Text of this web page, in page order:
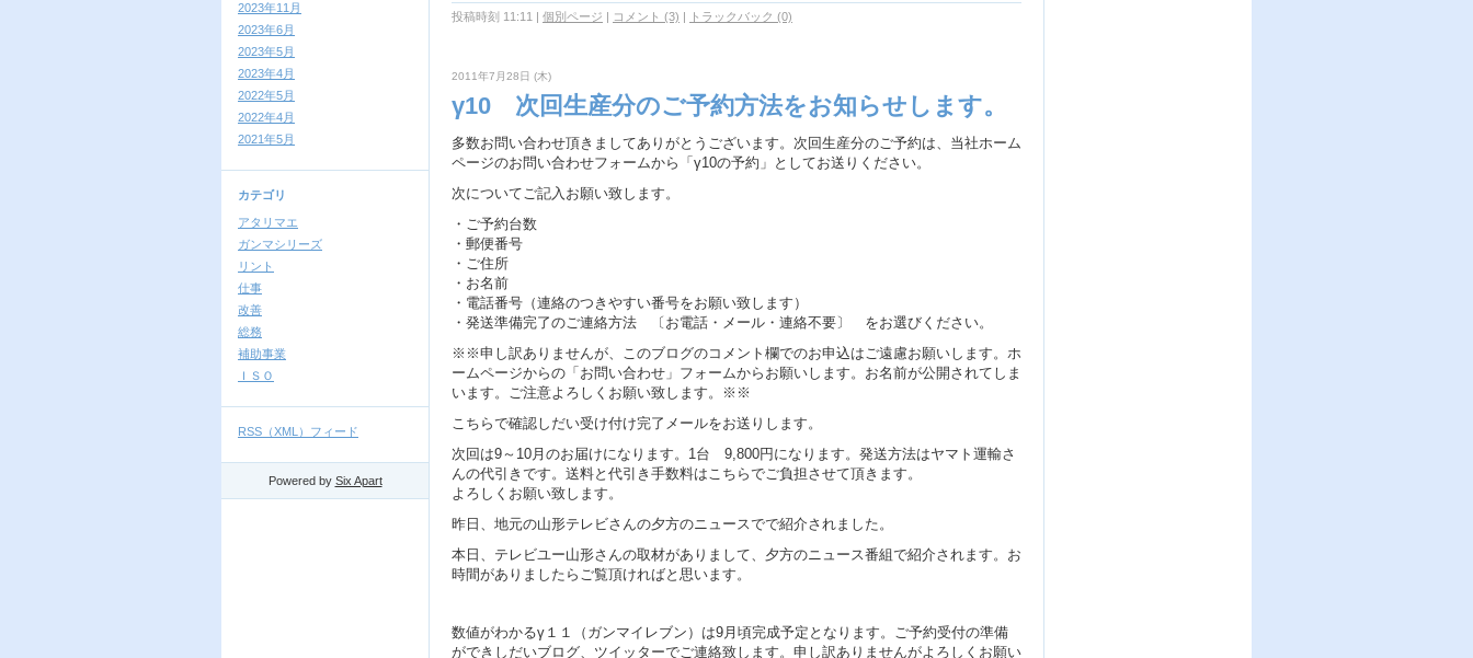
2023年11月
2023年6月
2023年5月
2023年4月
2022年5月
2022年4月
2021年5月
カテゴリ
アタリマエ
ガンマシリーズ
リント
仕事
改善
総務
補助事業
ＩＳＯ
RSS（XML）フィード
Powered by Six Apart
投稿時刻 11:11 | 個別ページ | コメント (3) | トラックバック (0)
2011年7月28日 (木)
γ10 次回生産分のご予約方法をお知らせします。
多数お問い合わせ頂きましてありがとうございます。次回生産分のご予約は、当社ホーム
ページのお問い合わせフォームから「γ10の予約」としてお送りください。
次についてご記入お願い致します。
・ご予約台数
・郵便番号
・ご住所
・お名前
・電話番号（連絡のつきやすい番号をお願い致します）
・発送準備完了のご連絡方法 〔お電話・メール・連絡不要〕 をお選びください。
※※申し訳ありませんが、このブログのコメント欄でのお申込はご遠慮お願いします。ホ
ームページからの「お問い合わせ」フォームからお願いします。お名前が公開されてしま
います。ご注意よろしくお願い致します。※※
こちらで確認しだい受け付け完了メールをお送りします。
次回は9～10月のお届けになります。1台 9,800円になります。発送方法はヤマト運輸さ
んの代引きです。送料と代引き手数料はこちらでご負担させて頂きます。
よろしくお願い致します。
昨日、地元の山形テレビさんの夕方のニュースでで紹介されました。
本日、テレビユー山形さんの取材がありまして、夕方のニュース番組で紹介されます。お
時間がありましたらご覧頂ければと思います。
数値がわかるγ１１（ガンマイレブン）は9月頃完成予定となります。ご予約受付の準備
ができしだいブログ、ツイッターでご連絡致します。申し訳ありませんがよろしくお願い